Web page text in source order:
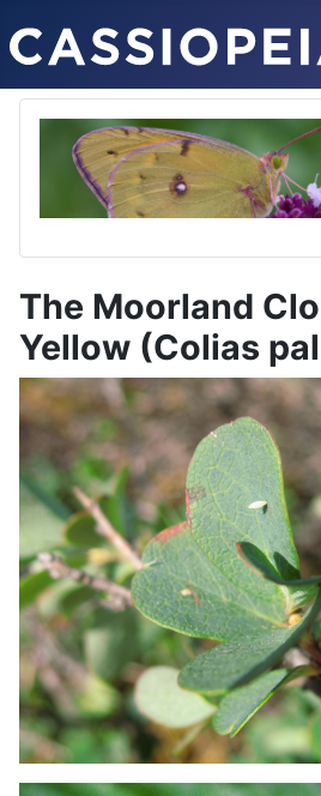
The Moorland
Yellow (Colias